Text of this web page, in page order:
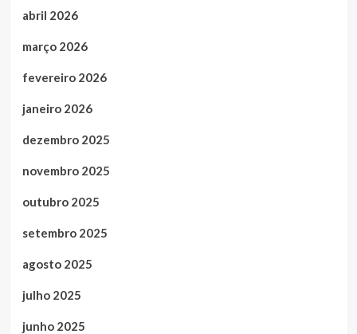
abril 2026
março 2026
fevereiro 2026
janeiro 2026
dezembro 2025
novembro 2025
outubro 2025
setembro 2025
agosto 2025
julho 2025
junho 2025